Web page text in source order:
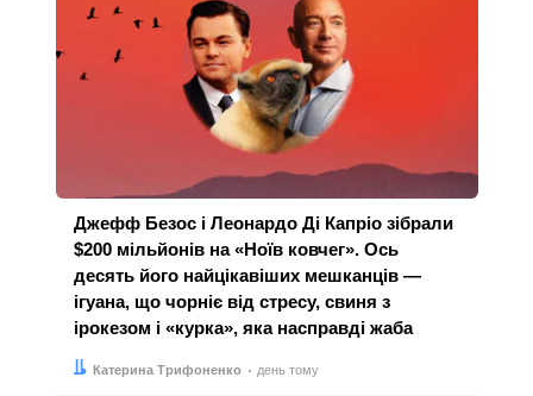
Джефф Безос і Леонардо Ді Капріо зібрали
$200 мільйонів на «Ноїв ковчег». Ось
десять його найцікавіших мешканців —
ігуана, що чорніє від стресу, свиня з
ірокезом і «курка», яка насправді жаба
Автор:
Катерина Трифоненко
Дата: день тому